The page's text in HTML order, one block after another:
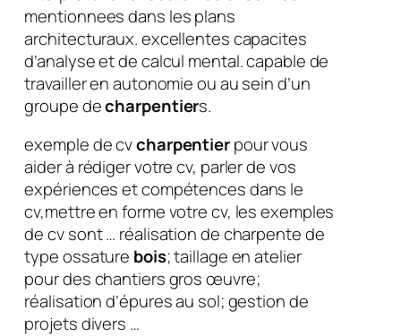
mentionnees dans les plans
architecturaux. excellentes capacites
d’analyse et de calcul mental. capable de
travailler en autonomie ou au sein d’un
groupe decharpentiers.
exemple de cvcharpentierpour vous
aider à rédiger votre cv, parler de vos
expériences et compétences dans le
cv,mettre en forme votre cv, les exemples
de cv sont … réalisation de charpente de
type ossature bois; taillage en atelier
pour des chantiers gros œuvre;
réalisation d’épures au sol; gestion de
projets divers …